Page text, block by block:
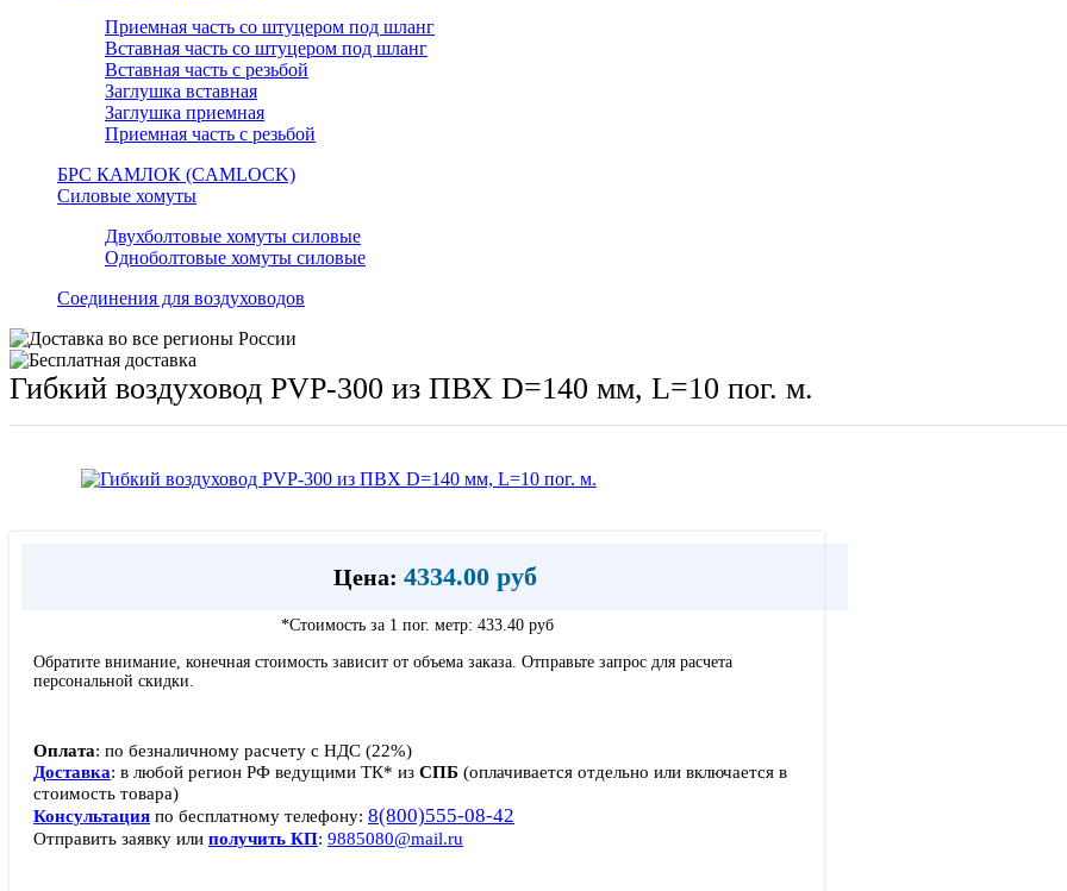
Приемная часть со штуцером под шланг
Вставная часть со штуцером под шланг
Вставная часть с резьбой
Заглушка вставная
Заглушка приемная
Приемная часть с резьбой
БРС КАМЛОК (CAMLOCK)
Силовые хомуты
Двухболтовые хомуты силовые
Одноболтовые хомуты силовые
Соединения для воздуховодов
Гибкий воздуховод PVP-300 из ПВХ D=140 мм, L=10 пог. м.
Цена: 4334.00 руб
*Стоимость за 1 пог. метр: 433.40 руб
Обратите внимание, конечная стоимость зависит от объема заказа. Отправьте запрос для расчета
персональной скидки.
Оплата: по безналичному расчету с НДС (22%)
Доставка: в любой регион РФ ведущими ТК* из СПБ (оплачивается отдельно или включается в
стоимость товара)
Консультация по бесплатному телефону: 8(800)555-08-42
Отправить заявку или получить КП: 9885080@mail.ru